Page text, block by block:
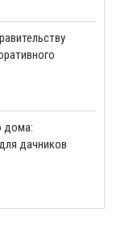
дома:
дачников